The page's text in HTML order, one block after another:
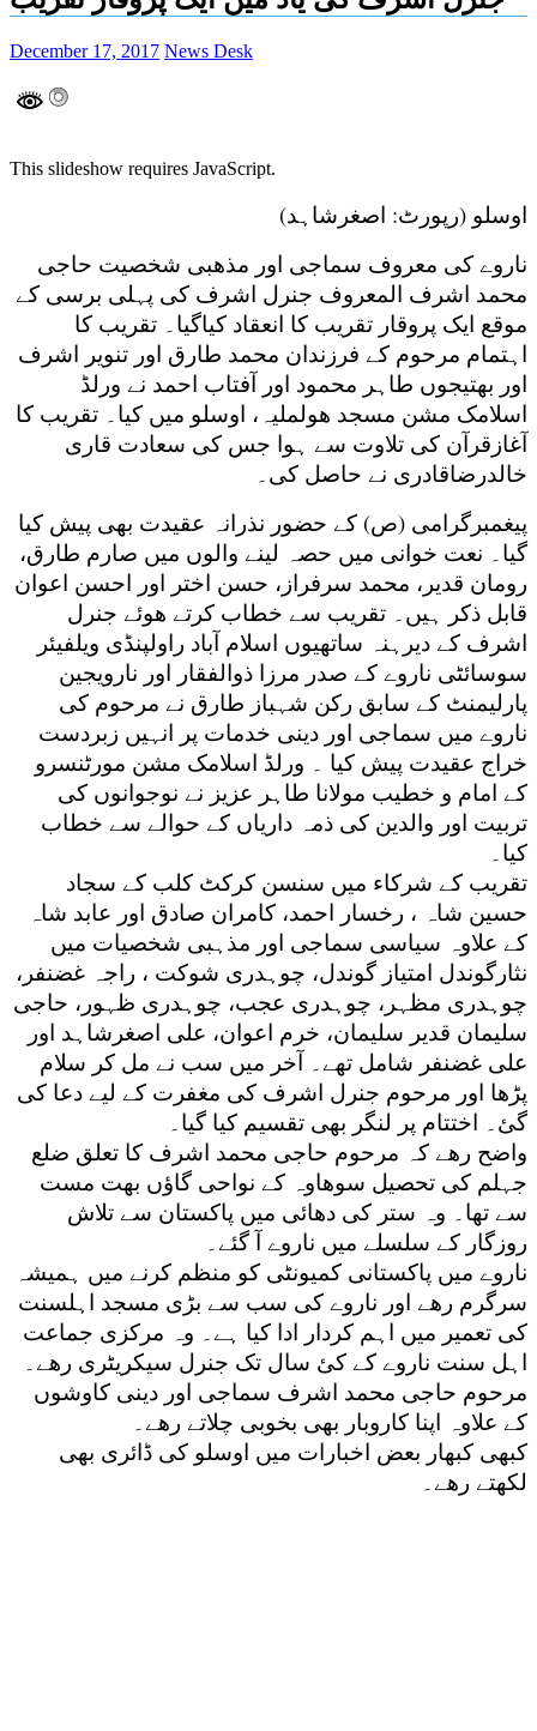
December 17, 2017 News Desk
This slideshow requires JavaScript.
اوسلو (رپورٹ: اصغرشاہد)
ناروے کی معروف سماجی اور مذھبی شخصیت حاجی
محمد اشرف المعروف جنرل اشرف کی پہلی برسی کے
موقع ایک پروقار تقریب کا انعقاد کیاگیا۔ تقریب کا
اہتمام مرحوم کے فرزندان محمد طارق اور تنویر اشرف
اور بھتیجوں طاہر محمود اور آفتاب احمد نے ورلڈ
اسلامک مشن مسجد ھولملیہ، اوسلو میں کیا۔ تقریب کا
آغازقرآن کی تلاوت سے ہوا جس کی سعادت قاری
خالدرضاقادری نے حاصل کی۔
پیغمبرگرامی (ص) کے حضور نذرانہ عقیدت بھی پیش کیا
گیا۔ نعت خوانی میں حصہ لینے والوں میں صارم طارق،
رومان قدیر، محمد سرفراز، حسن اختر اور احسن اعوان
قابل ذکر ہیں۔ تقریب سے خطاب کرتے ھوئے جنرل
اشرف کے دیرہنہ ساتھیوں اسلام آباد راولپنڈی ویلفیئر
سوسائٹی ناروے کے صدر مرزا ذوالفقار اور نارویجین
پارلیمنٹ کے سابق رکن شہباز طارق نے مرحوم کی
ناروے میں سماجی اور دینی خدمات پر انہیں زبردست
خراج عقیدت پیش کیا ۔ ورلڈ اسلامک مشن مورٹنسرو
کے امام و خطیب مولانا طاہر عزیز نے نوجوانوں کی
تربیت اور والدین کی ذمہ داریاں کے حوالے سے خطاب
کیا۔
تقریب کے شرکاء میں سنسن کرکٹ کلب کے سجاد
حسین شاہ ، رخسار احمد، کامران صادق اور عابد شاہ
کے علاوہ سیاسی سماجی اور مذہبی شخصیات میں
نثارگوندل امتیاز گوندل، چوہدری شوکت ، راجہ غضنفر،
چوہدری مظہر، چوہدری عجب، چوہدری ظہور، حاجی
سلیمان قدیر سلیمان، خرم اعوان، علی اصغرشاہد اور
علی غضنفر شامل تھے۔ آخر میں سب نے مل کر سلام
پڑھا اور مرحوم جنرل اشرف کی مغفرت کے لیے دعا کی
گئ۔ اختتام پر لنگر بھی تقسیم کیا گیا۔
واضح رھے کہ مرحوم حاجی محمد اشرف کا تعلق ضلع
جہلم کی تحصیل سوھاوہ کے نواحی گاؤں بھت مست
سے تھا۔ وہ ستر کی دھائی میں پاکستان سے تلاش
روزگار کے سلسلے میں ناروے آ گئے۔
ناروے میں پاکستانی کمیونٹی کو منظم کرنے میں ہمیشہ
سرگرم رھے اور ناروے کی سب سے بڑی مسجد اہلسنت
کی تعمیر میں اہم کردار ادا کیا ہے۔ وہ مرکزی جماعت
اہل سنت ناروے کے کئ سال تک جنرل سیکریٹری رھے۔
مرحوم حاجی محمد اشرف سماجی اور دینی کاوشوں
کے علاوہ اپنا کاروبار بھی بخوبی چلاتے رھے۔
کبھی کبھار بعض اخبارات میں اوسلو کی ڈائری بھی
لکھتے رھے۔